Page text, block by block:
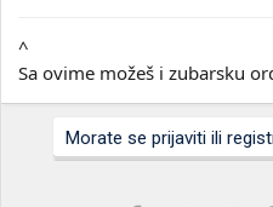
^
Sa ovime možeš i zubarsku
Morate se prijaviti ili